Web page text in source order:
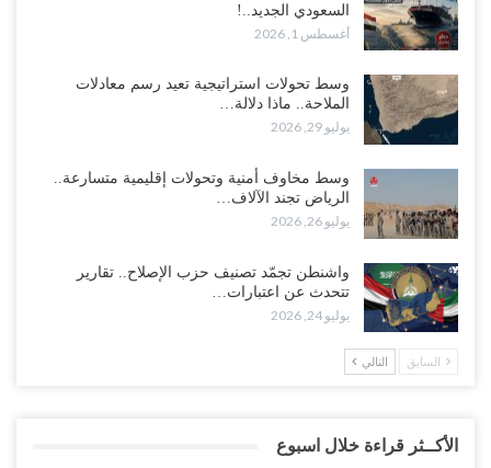
السعودي الجديد..!
أغسطس 1, 2026
وسط تحولات استراتيجية تعيد رسم معادلات
الملاحة.. ماذا دلالة…
يوليو 29, 2026
وسط مخاوف أمنية وتحولات إقليمية متسارعة..
الرياض تجند الآلاف…
يوليو 26, 2026
واشنطن تجمّد تصنيف حزب الإصلاح.. تقارير
تتحدث عن اعتبارات…
يوليو 24, 2026
السابق التالي
الأكــثر قراءة خلال اسبوع